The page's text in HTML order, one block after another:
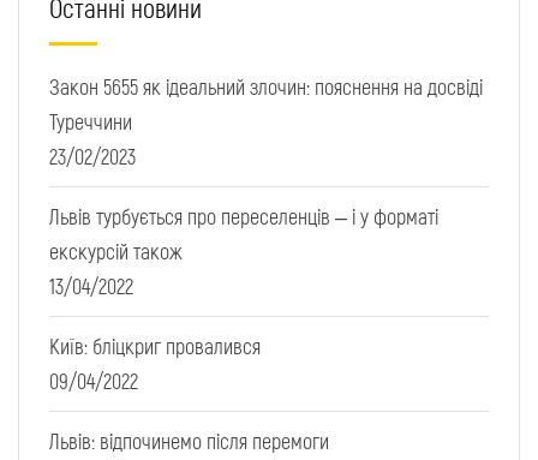
Останні новини
Закон 5655 як ідеальний злочин: пояснення на досвіді
Туреччини
23/02/2023
Львів турбується про переселенців – і у форматі
екскурсій також
13/04/2022
Київ: бліцкриг провалився
09/04/2022
Львів: відпочинемо після перемоги